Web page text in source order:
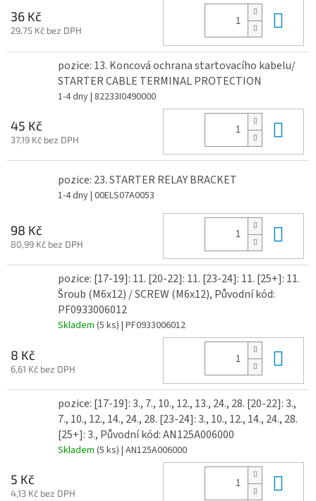
36 Kč
29,75 Kč bez DPH
pozice: 13. Koncová ochrana startovacího kabelu/
STARTER CABLE TERMINAL PROTECTION
1-4 dny| 82233I0490000
45 Kč
37,19 Kč bez DPH
pozice: 23. STARTER RELAY BRACKET
1-4 dny| 00ELS07A0053
98 Kč
80,99 Kč bez DPH
pozice: [17-19]: 11. [20-22]: 11. [23-24]: 11. [25+]: 11.
Šroub (M6x12) / SCREW (M6x12), Původní kód:
PF0933006012
Skladem (5 ks) | PF0933006012
8 Kč
6,61 Kč bez DPH
pozice: [17-19]: 3., 7., 10., 12., 13., 24., 28. [20-22]: 3.,
7., 10., 12., 14., 24., 28. [23-24]: 3., 10., 12., 14., 24., 28.
[25+]: 3., Původní kód: AN125A006000
Skladem (5 ks) | AN125A006000
5 Kč
4,13 Kč bez DPH